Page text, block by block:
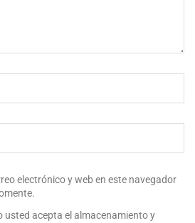
electrónico y web en este navegador
usted acepta el almacenamiento y